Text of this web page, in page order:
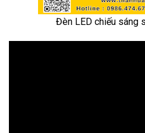
Đèn LED chiếu sáng